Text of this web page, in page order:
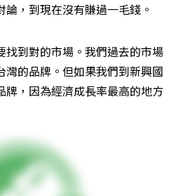
，到現在沒有賺過一毛錢。
找到對的市場。我們過去的市場
灣的品牌。但如果我們到新興國
牌，因為經濟成長率最高的地方